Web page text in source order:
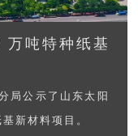
万吨特种纸基
局公示了山东太阳
新材料项目。